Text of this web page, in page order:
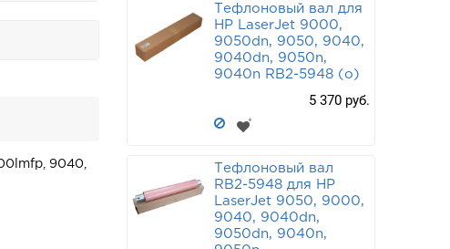
9040,
Тефлоновый вал для
HP LaserJet 9000,
9050dn, 9050, 9040,
9040dn, 9050n,
9040n RB2-5948 (o)
5 370 руб.
Тефлоновый вал
RB2-5948 для HP
LaserJet 9050, 9000,
9040, 9040dn,
9050dn, 9040n,